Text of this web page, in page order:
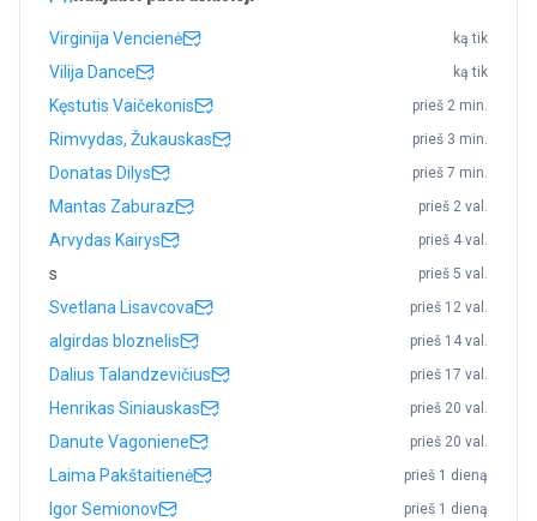
Virginija Vencienė ką tik
Vilija Dance ką tik
Kęstutis Vaičekonis prieš 2 min.
Rimvydas, Žukauskas prieš 3 min.
Donatas Dilys prieš 7 min.
Mantas Zaburaz prieš 2 val.
Arvydas Kairys prieš 4 val.
s prieš 5 val.
Svetlana Lisavcova prieš 12 val.
algirdas bloznelis prieš 14 val.
Dalius Talandzevičius prieš 17 val.
Henrikas Siniauskas prieš 20 val.
Danute Vagoniene prieš 20 val.
Laima Pakštaitienė prieš 1 dieną
Igor Semionov prieš 1 dieną